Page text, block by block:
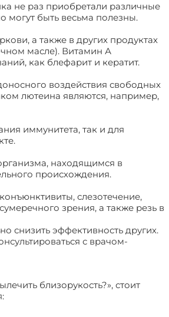
не раз приобретали различные
могут быть весьма полезны.
а также в других продуктах
масле). Витамин А
как блефарит и кератит.
воздействия свободных
лютеина являются, например,
иммунитета, так и для
находящимся в
происхождения.
слезотечение,
зрения, а также резь в
снизить эффективность других.
с врачом-
близорукость?», стоит